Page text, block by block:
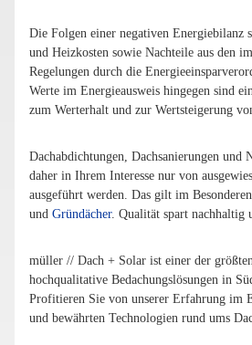
Die Folgen einer negativen Energiebilanz
und Heizkosten sowie Nachteile aus den
Regelungen durch die
Werte im Energieausweis hingegen sind
zum Werterhalt und zur Wertsteigerung
Dachabdichtungen, Dachsanierungen und
daher in Ihrem Interesse nur von
ausgeführt werden. Das gilt im
und Gründächer. Qualität spart nachhaltig
müller // Dach + Solar ist einer der
hochqualitative Bedachungslösungen in
Profitieren Sie von unserer Erfahrung im
und bewährten Technologien rund ums